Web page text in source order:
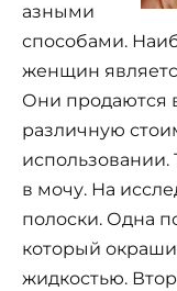
азными
способами.
женщин
Они продаются
различную
использовании.
в мочу. На
полоски. Одна
который
жидкостью.